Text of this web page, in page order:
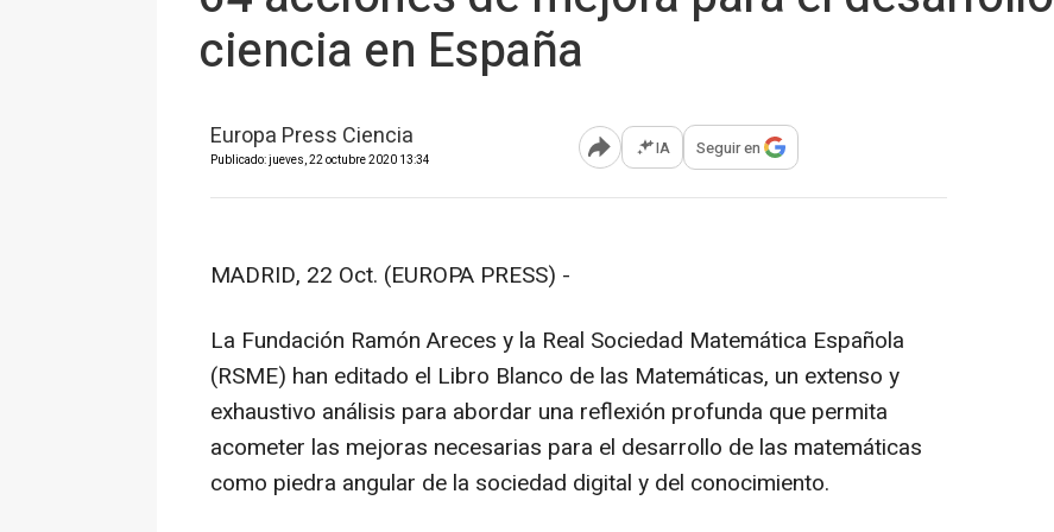
ciencia en España
Europa Press Ciencia
Publicado: jueves, 22 octubre 2020 13:34 Abrir opciones para compartir
IA Seguir en
MADRID, 22 Oct. (EUROPA PRESS) -
La Fundación Ramón Areces y la Real Sociedad Matemática Española
(RSME) han editado el Libro Blanco de las Matemáticas, un extenso y
exhaustivo análisis para abordar una reflexión profunda que permita
acometer las mejoras necesarias para el desarrollo de las matemáticas
como piedra angular de la sociedad digital y del conocimiento.